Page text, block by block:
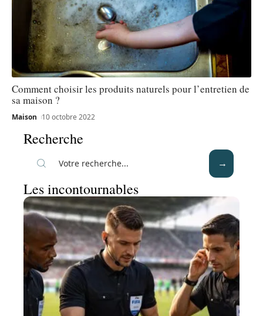
Comment choisir les produits naturels pour l’entretien de
sa maison ?
Maison 10 octobre 2022
Recherche
Les incontournables